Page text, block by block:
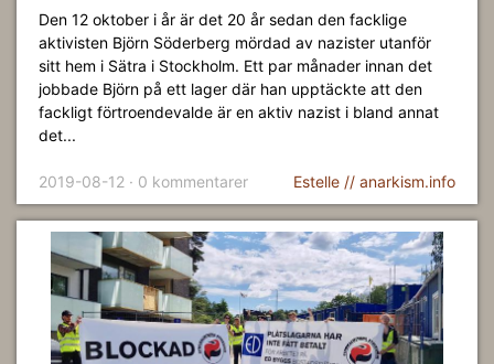
Den 12 oktober i år är det 20 år sedan den facklige
aktivisten Björn Söderberg mördad av nazister utanför
sitt hem i Sätra i Stockholm. Ett par månader innan det
jobbade Björn på ett lager där han upptäckte att den
fackligt förtroendevalde är en aktiv nazist i bland annat
det...
2019-08-12 · 0 kommentarer Estelle // anarkism.info